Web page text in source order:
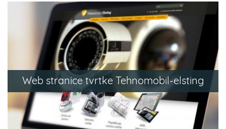
Web stranice tvrtke Tehnomobil-elsting